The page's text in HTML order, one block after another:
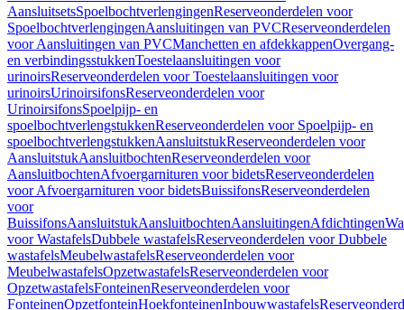
AansluitsetsSpoelbochtverlengingenReserveonderdelen voor
SpoelbochtverlengingenAansluitingen van PVCReserveonderdelen
voor Aansluitingen van PVCManchetten en afdekkappenOvergang-
en verbindingsstukkenToestelaansluitingen voor
urinoirsReserveonderdelen voor Toestelaansluitingen voor
urinoirsUrinoirsifonsReserveonderdelen voor
UrinoirsifonsSpoelpijp- en
spoelbochtverlengstukkenReserveonderdelen voor Spoelpijp- en
spoelbochtverlengstukkenAansluitstukReserveonderdelen voor
AansluitstukAansluitbochtenReserveonderdelen voor
AansluitbochtenAfvoergarnituren voor bidetsReserveonderdelen
voor Afvoergarnituren voor bidetsBuissifonsReserveonderdelen
voor
BuissifonsAansluitstukAansluitbochtenAansluitingenAfdichtingen
voor WastafelsDubbele wastafelsReserveonderdelen voor Dubbele
wastafelsMeubelwastafelsReserveonderdelen voor
MeubelwastafelsOpzetwastafelsReserveonderdelen voor
OpzetwastafelsFonteinenReserveonderdelen voor
FonteinenOpzetfonteinHoekfonteinenInbouwwastafels